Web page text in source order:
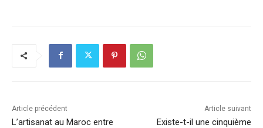
Article précédent
L’artisanat au Maroc entre
Article suivant
Existe-t-il une cinquième